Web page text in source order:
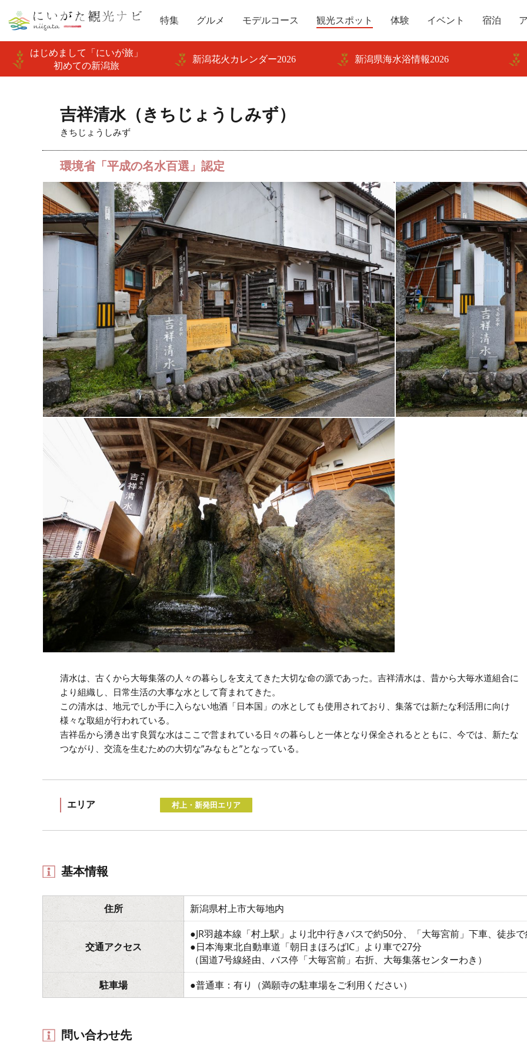
特集 グルメ モデルコース 観光スポット 体験 イベント 宿泊
はじめまして「にいが旅」
初めての新潟旅
新潟花火カレンダー2026 新潟県海水浴情報2026
吉祥清水（きちじょうしみず）
きちじょうしみず
環境省「平成の名水百選」認定
清水は、古くから大毎集落の人々の暮らしを支えてきた大切な命の源であった。吉祥清水は、昔から大毎水道組合に
より組織し、日常生活の大事な水として育まれてきた。
この清水は、地元でしか手に入らない地酒「日本国」の水としても使用されており、集落では新たな利活用に向け
様々な取組が行われている。
吉祥岳から湧き出す良質な水はここで営まれている日々の暮らしと一体となり保全されるとともに、今では、新たな
つながり、交流を生むための大切な”みなもと”となっている。
エリア 村上・新発田エリア
基本情報
住所 新潟県村上市大毎地内
交通アクセス
●JR羽越本線「村上駅」より北中行きバスで約50分、「大毎宮前」下車、徒歩
●日本海東北自動車道「朝日まほろばIC」より車で27分
（国道7号線経由、バス停「大毎宮前」右折、大毎集落センターわき）
駐車場
●普通車：有り（満願寺の駐車場をご利用ください）
問い合わせ先